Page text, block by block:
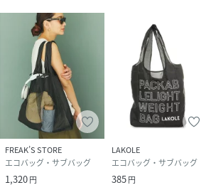
FREAK’S STORE
エコバッグ・サブバッグ
1,320円
LAKOLE
エコバッグ・サブバッグ
385円